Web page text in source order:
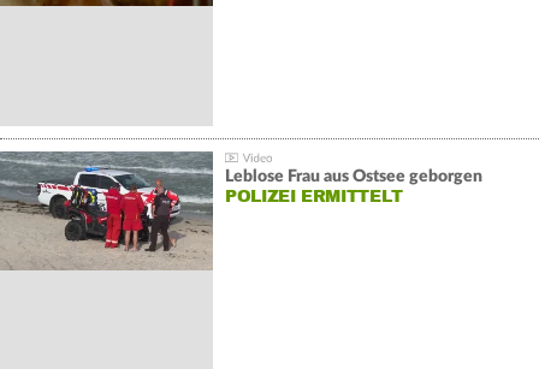
Leblose Frau aus Ostsee geborgen
POLIZEI ERMITTELT